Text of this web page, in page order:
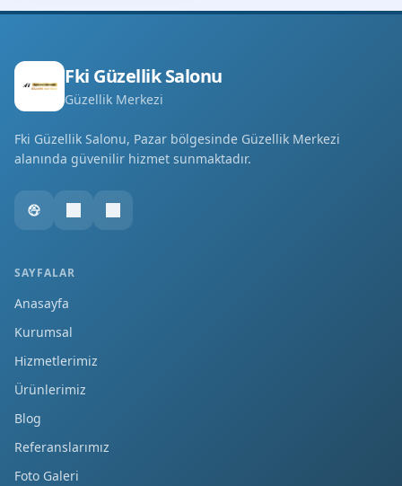
Fki Güzellik Salonu
Güzellik Merkezi
Fki Güzellik Salonu, Pazar bölgesinde Güzellik Merkezi
alanında güvenilir hizmet sunmaktadır.
SAYFALAR
Anasayfa
Kurumsal
Hizmetlerimiz
Ürünlerimiz
Blog
Referanslarımız
Foto Galeri